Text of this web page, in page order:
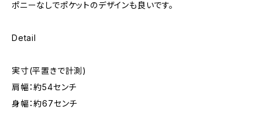
ポニーなしでポケットのデザインも良いです。
Detail
実寸(平置きで計測)
肩幅：約54センチ
身幅：約67センチ